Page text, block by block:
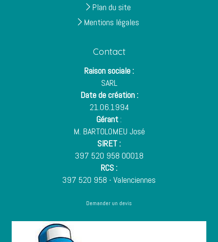
Plan du site
Mentions légales
Contact
Raison sociale :
SARL
Date de création :
21.06.1994
Gérant:
M. BARTOLOMEU José
SIRET :
397 520 958 00018
RCS :
397 520 958 - Valenciennes
Demander un devis